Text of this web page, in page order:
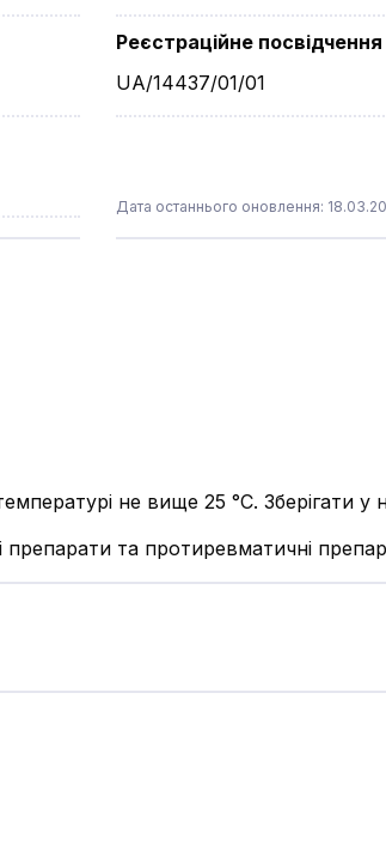
Реєстраційне посвідчення
UA/14437/01/01
Дата останнього оновлення:
не вище 25 °С. Зберігати у
препарати та протиревматичні